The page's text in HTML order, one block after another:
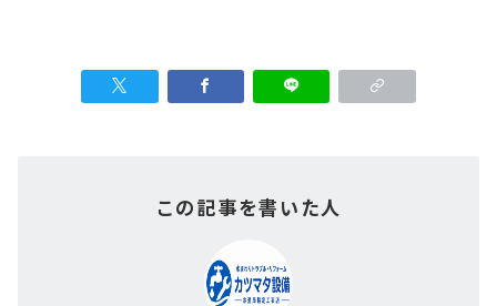
この記事を書いた人